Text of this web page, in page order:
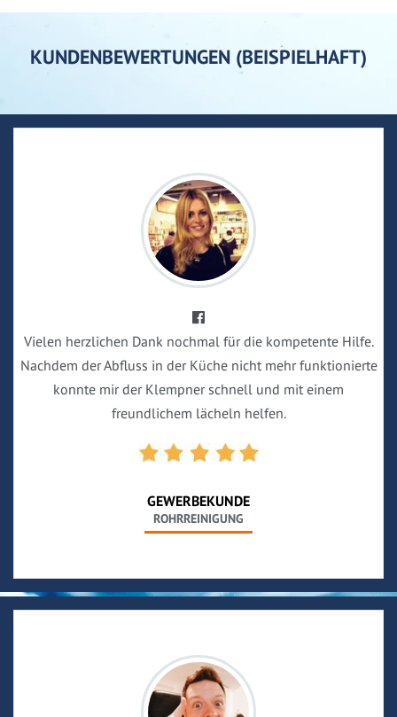
KUNDENBEWERTUNGEN (BEISPIELHAFT)
Vielen herzlichen Dank nochmal für die kompetente Hilfe.
Nachdem der Abfluss in der Küche nicht mehr funktionierte
konnte mir der Klempner schnell und mit einem
freundlichem lächeln helfen.
GEWERBEKUNDE
ROHRREINIGUNG